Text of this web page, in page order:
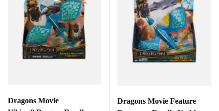
Dragons Movie
Dragons Movie Feature